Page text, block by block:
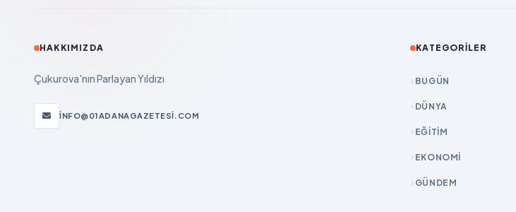
HAKKIMIZDA
Çukurova'nın Parlayan Yıldızı
INFO@01ADANAGAZETESI.COM
KATEGORILER
BUGÜN
DÜNYA
EĞİTİM
EKONOMİ
GÜNDEM